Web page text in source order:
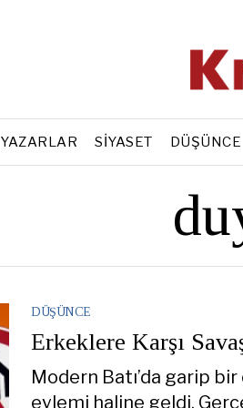
YAZARLAR SIYASET DÜŞÜNCE
DÜŞÜNCE
Erkeklere Karşı
Modern Batı’da garip
eylemi haline geldi.